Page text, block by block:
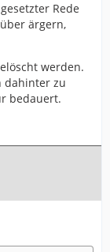
Rede
ärgern,
werden.
dahinter zu
bedauert.